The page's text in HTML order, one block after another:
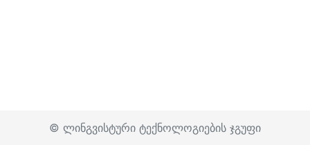
© ლინგვისტური ტექნოლოგიების ჯგუფი